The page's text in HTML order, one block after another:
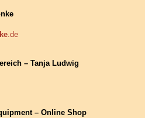
.de
– Tanja Ludwig
– Online Shop